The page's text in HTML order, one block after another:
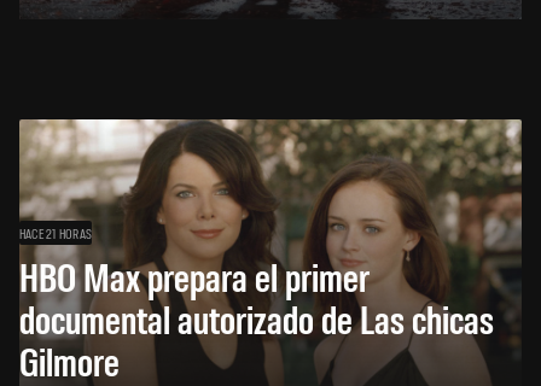
HACE 21 HORAS
HBO Max prepara el primer
documental autorizado de Las chicas
Gilmore